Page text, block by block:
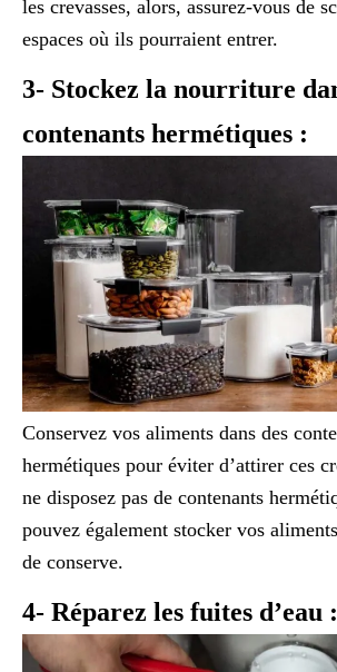
les crevasses, alors, assurez-vous de
espaces où ils pourraient entrer.
3- Stockez la nourriture
contenants hermétiques :
Conservez vos aliments dans des
hermétiques pour éviter d’attirer ces
ne disposez pas de contenants
pouvez également stocker vos
de conserve.
4- Réparez les fuites d’eau :